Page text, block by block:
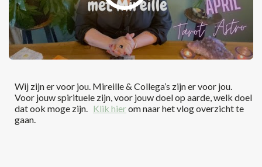
Wij zijn er voor jou. Mireille & Collega’s zijn er voor jou.
Voor jouw spirituele zijn, voor jouw doel op aarde, welk doel
dat ook moge zijn. Klik hierom naar het vlog overzicht te
gaan.